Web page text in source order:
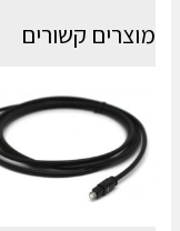
מוצרים קשורים